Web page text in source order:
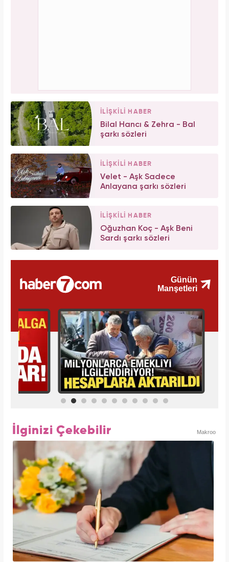
İLİŞKİLİ HABER
Bilal Hancı & Zehra - Bal
şarkı sözleri
İLİŞKİLİ HABER
Velet - Aşk Sadece
Anlayana şarkı sözleri
İLİŞKİLİ HABER
Oğuzhan Koç - Aşk Beni
Sardı şarkı sözleri
İlginizi Çekebilir Makroo